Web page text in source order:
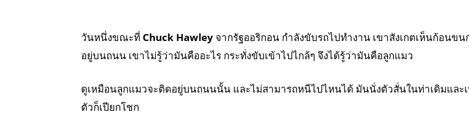
วันหนึ่งขณะที่ Chuck Hawley จากรัฐออริกอน กำลังขับรถไปทำงาน เขาสังเกตเห็นก้อนขน
อยู่บนถนน เขาไม่รู้ว่ามันคืออะไร กระทั่งขับเข้าไปไกล้ๆ จึงได้รู้ว่ามันคือลูกแมว
ดูเหมือนลูกแมวจะติดอยู่บนถนนนั้น และไม่สามารถหนีไปไหนได้ มันนั่งตัวสั่นในท่าเดิมและ
ตัวก็เปียกโชก